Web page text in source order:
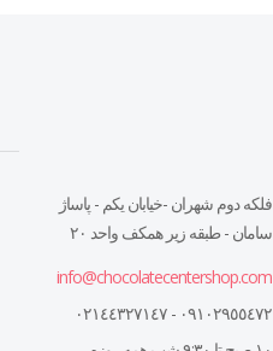
فلكه دوم شهران -خيابان يكم - پاساژ
سامان - طبقه زير همكف واحد ٢٠
info@chocolatecentershop.com
٠٩١٠٢٩٥٥٤٧٢ - ٠٢١٤٤٣٢٧١٤٧